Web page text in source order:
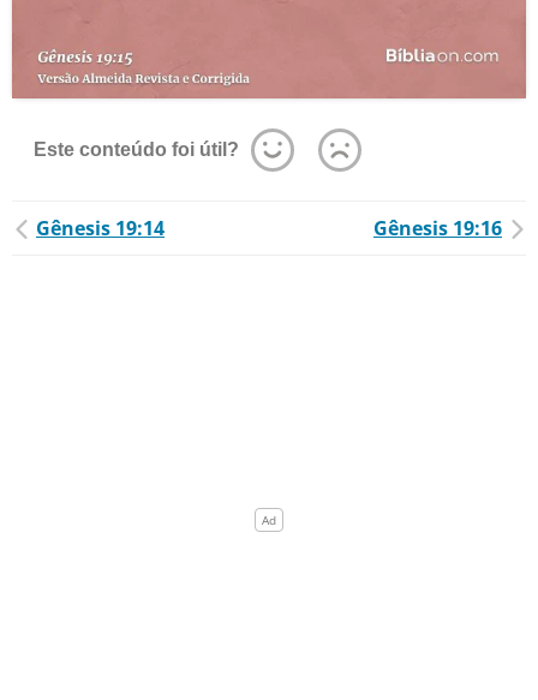
Este conteúdo foi útil?
Gênesis 19:14 Gênesis 19:16